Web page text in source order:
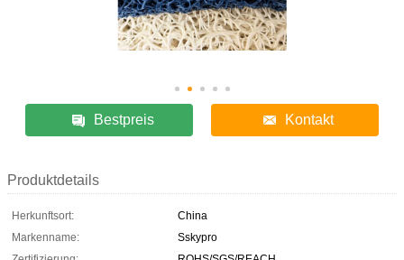
Bestpreis Kontakt
Produktdetails
Herkunftsort:
China
Markenname:
Sskypro